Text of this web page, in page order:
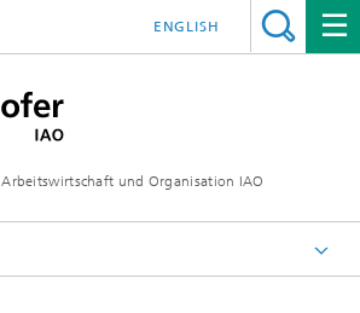
und Organisation IAO
ENGLISH